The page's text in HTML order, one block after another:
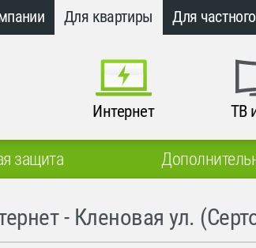
Для квартиры Для
Интернет ТВ
защита
- Кленовая ул.